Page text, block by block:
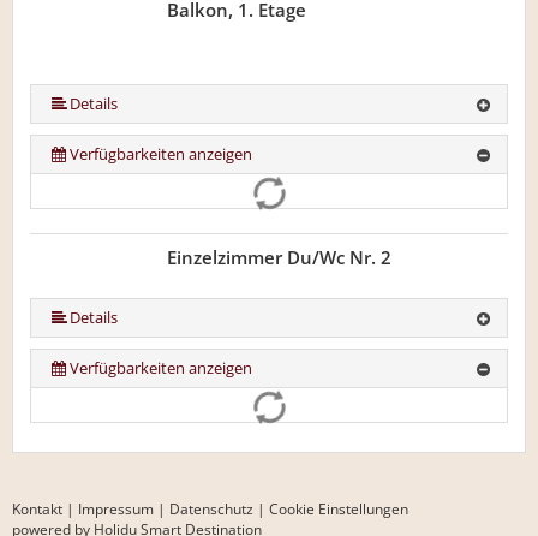
Balkon, 1. Etage
Details
Verfügbarkeiten anzeigen
Einzelzimmer Du/Wc Nr. 2
Details
Verfügbarkeiten anzeigen
Kontakt | Impressum | Datenschutz | Cookie Einstellungen
powered by Holidu Smart Destination